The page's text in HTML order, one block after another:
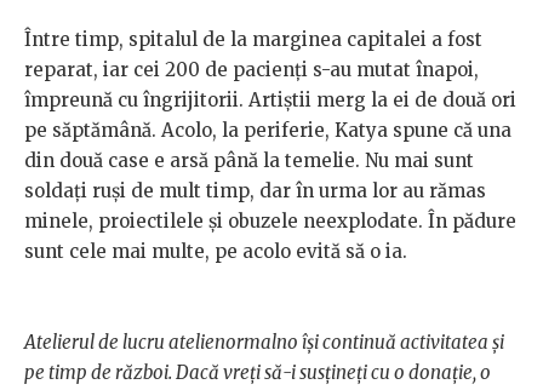
Între timp, spitalul de la marginea capitalei a fost
reparat, iar cei 200 de pacienți s-au mutat înapoi,
împreună cu îngrijitorii. Artiștii merg la ei de două ori
pe săptămână. Acolo, la periferie, Katya spune că una
din două case e arsă până la temelie. Nu mai sunt
soldați ruși de mult timp, dar în urma lor au rămas
minele, proiectilele și obuzele neexplodate. În pădure
sunt cele mai multe, pe acolo evită să o ia.
Atelierul de lucru atelienormalno își continuă activitatea și
pe timp de război. Dacă vreți să-i susțineți cu o donație, o